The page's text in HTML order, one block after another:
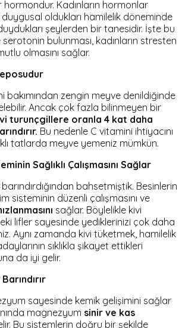
hormondur. Kadınların hormonlar
oldukları hamilelik döneminde
şeylerden bir tanesidir. İşte bu
bulunması, kadınların stresten
olmasını sağlar.
bakımından zengin meyve denildiğinde
Ancak çok fazla bilinmeyen bir
turunçgillere oranla 4 kat daha
Bu nedenle C vitamini ihtiyacını
tatlarda meyve yemeniz mümkün.
Sağlıklı Çalışmasını Sağlar
bahsetmiştik. Besinlerin
sisteminin düzenli çalışmasını ve
sağlar. Böylelikle kivi
lifler sayesinde yediklerinizi çok daha
Aynı zamanda kivi tüketmek, hamilelik
sıklıkla şikayet ettikleri
da iyi gelir.
sayesinde kemik gelişimini sağlar
magnezyum sinir ve kas
Bu sistemlerin doğru bir şekilde